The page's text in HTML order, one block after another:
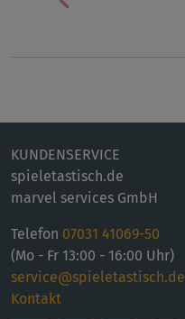
Vorherige
KUNDENSERVICE
spieletastisch.de
marvel services GmbH
Telefon 07031 41069-50
(Mo - Fr 13:00 - 16:00 Uhr)
service@spieletastisch.de
Kontakt